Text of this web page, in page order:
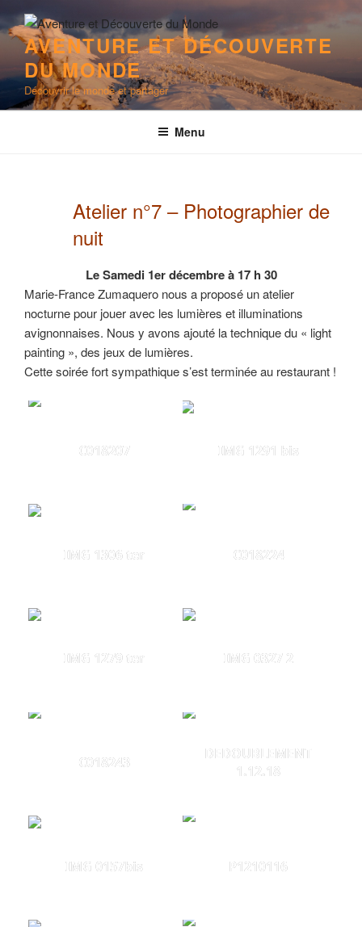
au
contenu
principal
AVENTURE ET DÉCOUVERTE
DU MONDE
Découvrir le monde et partager
Menu
Atelier n°7 – Photographier de
nuit
Le Samedi 1er décembre à 17 h 30
Marie-France Zumaquero nous a proposé un atelier
nocturne pour jouer avec les lumières et illuminations
avignonnaises. Nous y avons ajouté la technique du « light
painting », des jeux de lumières.
Cette soirée fort sympathique s’est terminée au restaurant !
C018207 IMG 1291 bis
IMG 1306 ter C018224
IMG 1279 ter IMG 0327 2
C018243
DEDOUBLEMENT
1.12.18
IMG 0157bis P1210116